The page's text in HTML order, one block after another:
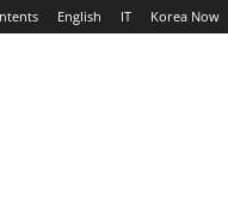
English IT Korea Now